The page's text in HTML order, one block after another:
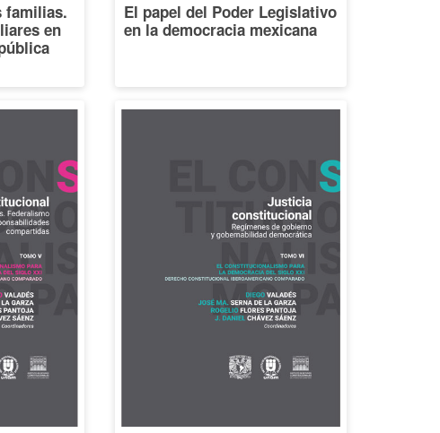
familias.
en
El papel del Poder Legislativo
en la democracia mexicana